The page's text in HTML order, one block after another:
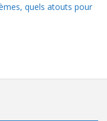
quels atouts pour